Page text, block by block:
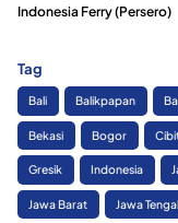
Indonesia Ferry (Persero)
Tag
Bali Balikpapan
Bekasi Bogor
Gresik Indonesia
Jawa Barat Jawa